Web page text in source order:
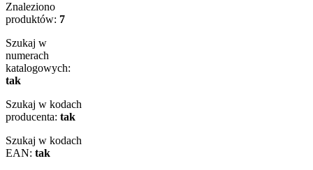
Znaleziono
produktów: 7
Szukaj w
numerach
katalogowych:
tak
Szukaj w kodach
producenta: tak
Szukaj w kodach
EAN: tak